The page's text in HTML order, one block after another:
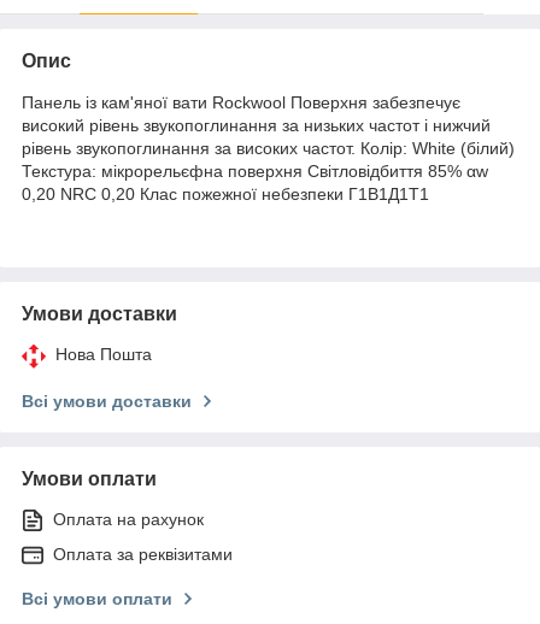
Опис
Панель із кам'яної вати Rockwool Поверхня забезпечує
високий рівень звукопоглинання за низьких частот і нижчий
рівень звукопоглинання за високих частот. Колір: White (білий)
Текстура: мікрорельєфна поверхня Світловідбиття 85% αw
0,20 NRC 0,20 Клас пожежної небезпеки Г1В1Д1Т1
Умови доставки
Нова Пошта
Всі умови доставки
Умови оплати
Оплата на рахунок
Оплата за реквізитами
Всі умови оплати